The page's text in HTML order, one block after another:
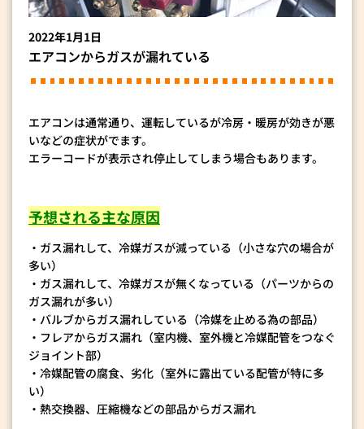
2022年1月1日
エアコンからガスが漏れている
エアコンは通常通り、運転しているが冷房・暖房が効きが悪
いなどの症状がでます。
エラーコードが表示され停止してしまう場合もあります。
予想される主な原因
・ガス漏れして、冷媒ガスが減っている（小さな穴の場合が
多い）
・ガス漏れして、冷媒ガスが無くなっている（パーツからの
ガス漏れが多い）
・バルブからガス漏れしている（冷媒を止める為の部品）
・フレアからガス漏れ（室内機、室外機と冷媒配管をつなぐ
ジョイント部）
・冷媒配管の腐食、劣化（室外に露出ている配管が特に多
い）
・熱交換器、圧縮機などの部品からガス漏れ